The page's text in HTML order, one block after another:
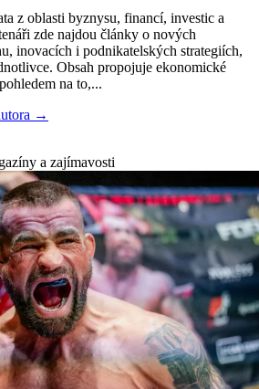
z oblasti byznysu, financí, investic a
zde najdou články o nových
inovacích i podnikatelských strategiích,
Obsah propojuje ekonomické
na to,...
→
a zajímavosti